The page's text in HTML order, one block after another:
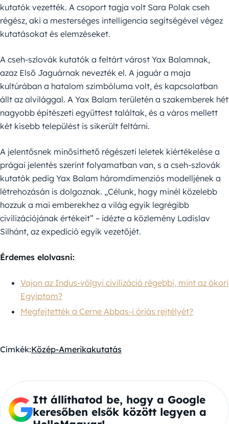
kutatók vezették. A csoport tagja volt Sara Polak cseh
régész, aki a mesterséges intelligencia segítségével végez
kutatásokat és elemzéseket.
A cseh-szlovák kutatók a feltárt várost Yax Balamnak,
azaz Első Jaguárnak nevezték el. A jaguár a maja
kultúrában a hatalom szimbóluma volt, és kapcsolatban
állt az alvilággal. A Yax Balam területén a szakemberek hét
nagyobb építészeti együttest találtak, és a város mellett
két kisebb települést is sikerült feltárni.
A jelentősnek minősíthető régészeti leletek kiértékelése a
prágai jelentés szerint folyamatban van, s a cseh-szlovák
kutatók pedig Yax Balam háromdimenziós modelljének a
létrehozásán is dolgoznak. „Célunk, hogy minél közelebb
hozzuk a mai emberekhez a világ egyik legrégibb
civilizációjának értékeit” – idézte a közlemény Ladislav
Silhánt, az expedíció egyik vezetőjét.
Érdemes elolvasni:
Vajon az Indus-völgyi civilizáció régebbi, mint az ókori
Egyiptom?
Megfejtették a Cerne Abbas-i óriás rejtélyét?
Címkék:Közép-Amerikakutatás
Itt állíthatod be, hogy a Google
keresőben elsők között legyen a